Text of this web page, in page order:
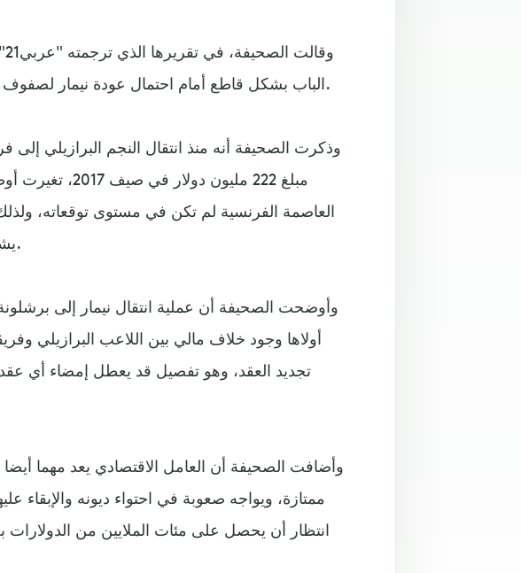
الباب بشكل قاطع أمام احتمال عودة نيمار لصفوف النادي، في ظل تزايد التكهنات بهذا الشأن.
وذكرت الصحيفة أنه منذ انتقال النجم البرازيلي
مبلغ 222 مليون
العاصمة الفرنسية لم تكن في مستوى توقعاته،
يشعر بالارتياح منذ مغادرته للفريق الكتالوني.
وأوضحت الصحيفة أن عملية انتقال نيمار إلى
أولاها وجود خلاف مالي بين اللاعب البرازيلي
تجديد العقد، وهو تفصيل قد يعطل إمضاء أي
وأضافت الصحيفة أن العامل الاقتصادي يعد مهما أيضا
ممتازة، ويواجه صعوبة في احتواء ديونه والإبقاء
انتظار أن يحصل على مئات الملايين من